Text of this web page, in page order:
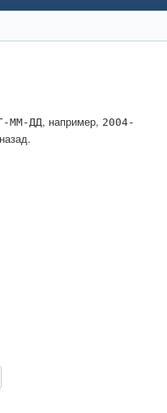
ММ-ДД, например, 2004-